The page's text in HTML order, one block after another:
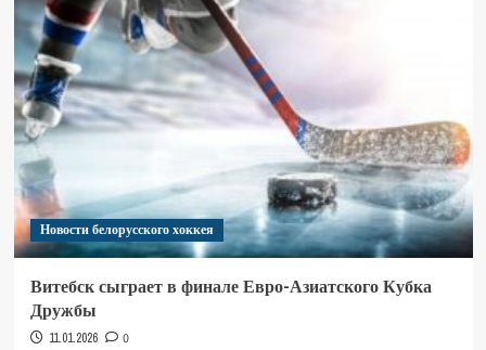
Новости белорусского хоккея
Витебск сыграет в финале Евро-Азиатского Кубка
Дружбы
11.01.2026 0